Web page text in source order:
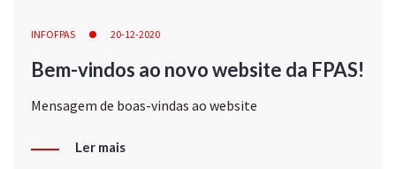
INFOFPAS 20-12-2020
Bem-vindos ao novo website da FPAS!
Mensagem de boas-vindas ao website
Ler mais